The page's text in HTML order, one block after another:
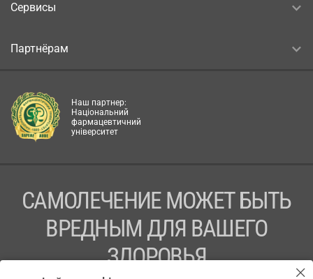
Сервисы
Партнёрам
Наш партнер:
Національний
фармацевтичний
університет
САМОЛЕЧЕНИЕ МОЖЕТ БЫТЬ
ВРЕДНЫМ ДЛЯ ВАШЕГО
ЗДОРОВЬЯ